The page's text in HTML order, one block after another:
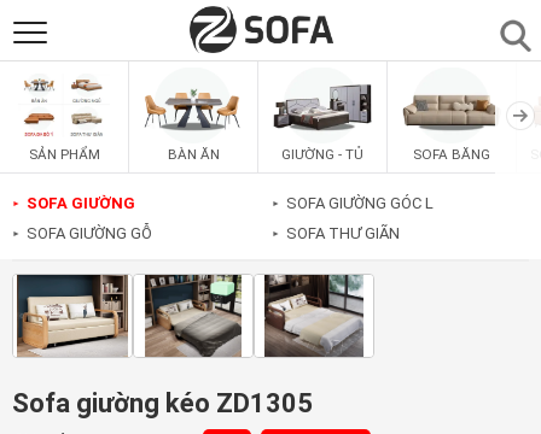
SẢN PHẨM
SOFAS
PHÒNG ĂN
PHÒNG NGỦ
PHÒNG KHÁCH
SẢN PHẨM BÀN ĂN GIƯỜNG - TỦ SOFA BĂNG
► SOFA GIƯỜNG
► SOFA GIƯỜNG GỖ
► SOFA GIƯỜNG GÓC L
► SOFA THƯ GIÃN
Sofa giường kéo ZD1305